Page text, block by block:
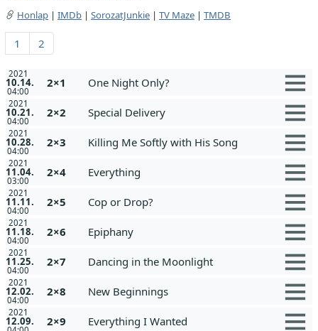
Honlap | IMDb | SorozatJunkie | TV Maze | TMDB
1 2
2021
10.14.
04:00
2×1 One Night Only?
2021
10.21.
04:00
2×2 Special Delivery
2021
10.28.
04:00
2×3 Killing Me Softly with His Song
2021
11.04.
03:00
2×4 Everything
2021
11.11.
04:00
2×5 Cop or Drop?
2021
11.18.
04:00
2×6 Epiphany
2021
11.25.
04:00
2×7 Dancing in the Moonlight
2021
12.02.
04:00
2×8 New Beginnings
2021
12.09. 2×9 Everything I Wanted